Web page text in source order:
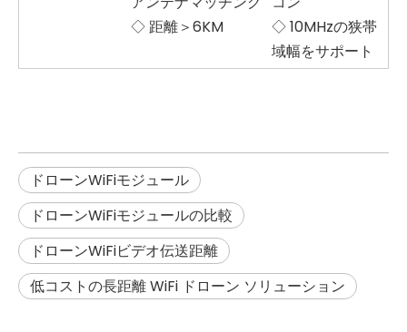
◇ 距離＞6KM
◇ 10MHzの狭帯
域幅をサポート
ドローンWiFiモジュール
ドローンWiFiモジュールの比較
ドローンWiFiビデオ伝送距離
低コストの長距離 WiFi ドローン ソリューション